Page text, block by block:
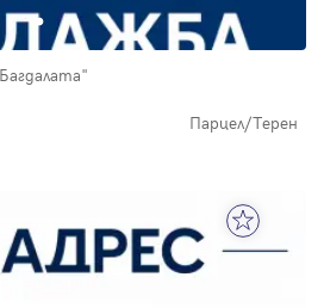
Парцел/Терен